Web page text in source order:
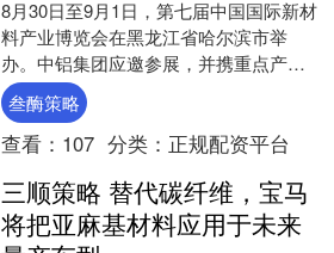
8月30日至9月1日，第七届中国国际新材
料产业博览会在黑龙江省哈尔滨市举
办。中铝集团应邀参展，并携重点产品
精彩亮相。中铝集团党组书记、董事长
段向东出席开幕式、省....
叁酶策略
查看： 107 分类： 正规配资平台
三顺策略 替代碳纤维，宝马
将把亚麻基材料应用于未来